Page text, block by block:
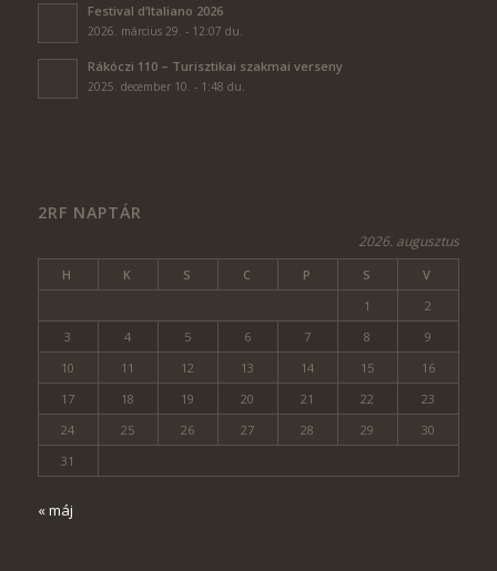
Festival d’Italiano 2026
2026. március 29. - 12:07 du.
Rákóczi 110 – Turisztikai szakmai verseny
2025. december 10. - 1:48 du.
2RF NAPTÁR
2026. augusztus
H K S C P S
V
1
2
3
4 5 6 7 8
9
10
11 12 13 14 15
16
17
18 19 20 21 22
23
24
25 26 27 28 29
30
31
« máj